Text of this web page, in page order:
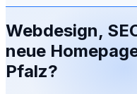
Webdesign,
neue
Pfalz?